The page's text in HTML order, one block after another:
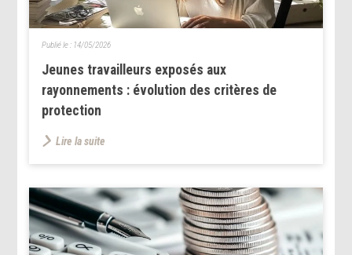
Jeunes travailleurs exposés aux
rayonnements : évolution des critères de
protection
Publié le : 14/05/2026
Lire la suite